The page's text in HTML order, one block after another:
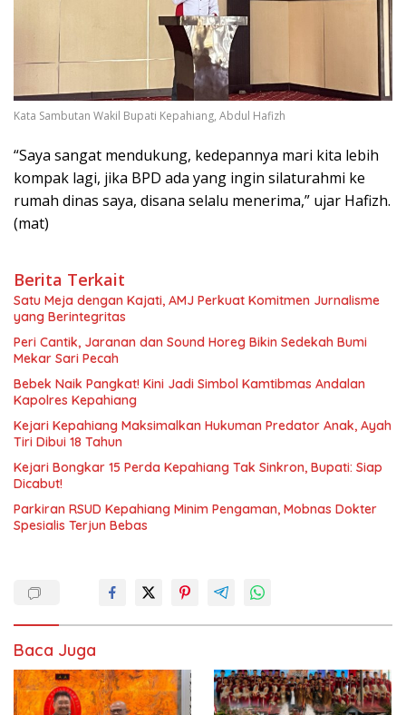
Kata Sambutan Wakil Bupati Kepahiang, Abdul Hafizh
“Saya sangat mendukung, kedepannya mari kita lebih
kompak lagi, jika BPD ada yang ingin silaturahmi ke
rumah dinas saya, disana selalu menerima,” ujar Hafizh.
(mat)
Berita Terkait
Satu Meja dengan Kajati, AMJ Perkuat Komitmen Jurnalisme
yang Berintegritas
Peri Cantik, Jaranan dan Sound Horeg Bikin Sedekah Bumi
Mekar Sari Pecah
Bebek Naik Pangkat! Kini Jadi Simbol Kamtibmas Andalan
Kapolres Kepahiang
Kejari Kepahiang Maksimalkan Hukuman Predator Anak, Ayah
Tiri Dibui 18 Tahun
Kejari Bongkar 15 Perda Kepahiang Tak Sinkron, Bupati: Siap
Dicabut!
Parkiran RSUD Kepahiang Minim Pengaman, Mobnas Dokter
Spesialis Terjun Bebas
Baca Juga